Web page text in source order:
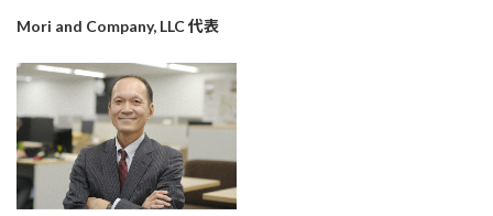
Mori and Company, LLC 代表